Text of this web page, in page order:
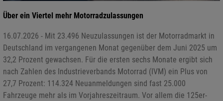
Über ein Viertel mehr Motorradzulassungen
16.07.2026 - Mit 23.496 Neuzulassungen ist der Motorradmarkt in
Deutschland im vergangenen Monat gegenüber dem Juni 2025 um
32,2 Prozent gewachsen. Für die ersten sechs Monate ergibt sich
nach Zahlen des Industrieverbands Motorrad (IVM) ein Plus von
27,7 Prozent: 114.324 Neuanmeldungen sind fast 25.000
Fahrzeuge mehr als im Vorjahreszeitraum. Vor allem die 125er-